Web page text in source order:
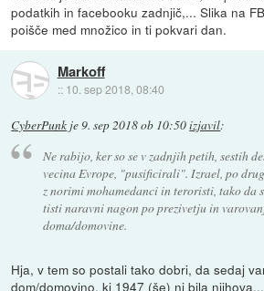
podatkih in facebooku zadnjič,... Slika na
poišče med množico in ti pokvari dan.
Markoff
:: 10. sep 2018, 08:40
CyberPunk je9. sep 2018 ob 10:50izjavil:
Ne rabijo, ker so se v zadnjih petih, sestih
vecina Evrope, "pusificirali". Izrael, po
z norimi mohamedanci in teroristi, tako da
tisti naravni nagon po prezivetju in
doma/domovine.
Hja, v tem so postali tako dobri, da sedaj
dom/domovino, ki 1947 (še) ni bila njihova...